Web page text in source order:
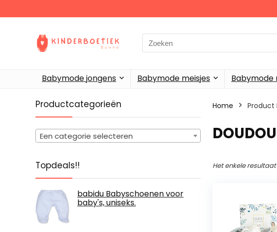
Search
for:
Babymode jongens Babymode meisjes Babymode
Productcategorieën
Een categorie selecteren
Topdeals!!
babidu Babyschoenen voor
baby's, uniseks.
Home Product
Het enkele